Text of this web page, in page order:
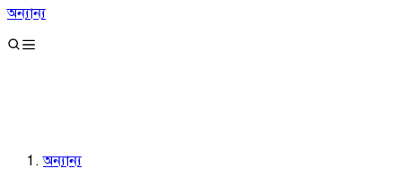
অন্যান্য
অন্যান্য